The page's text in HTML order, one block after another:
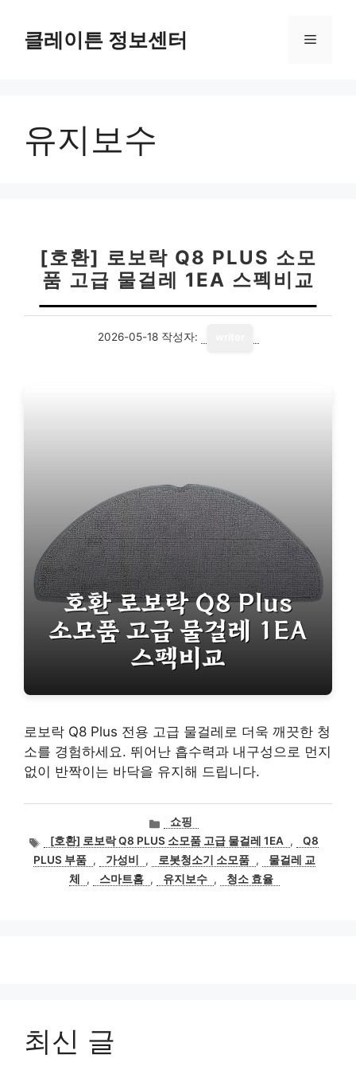
클레이튼 정보센터 메
유지보수
[호환] 로보락 Q8 PLUS 소모
품 고급 물걸레 1EA 스펙비교
2026-05-18 작성자:
로보락 Q8 Plus 전용 고급 물걸레로 더욱 깨끗한 청
소를 경험하세요. 뛰어난 흡수력과 내구성으로 먼지
없이 반짝이는 바닥을 유지해 드립니다.
카
테
고
리
쇼핑
태
그
[호환] 로보락 Q8 PLUS 소모품 고급 물걸레 1EA ,
Q8
PLUS 부품 , 가성비 , 로봇청소기 소모품 ,
물걸레 교
체
, 스마트홈 , 유지보수 , 청소 효율
최신 글